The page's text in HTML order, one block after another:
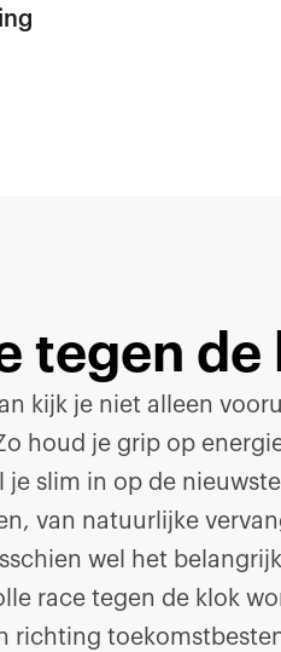
tegen de
kijk je niet alleen
houd je grip op
je slim in op de
van natuurlijke
wel het
race tegen de klok
richting